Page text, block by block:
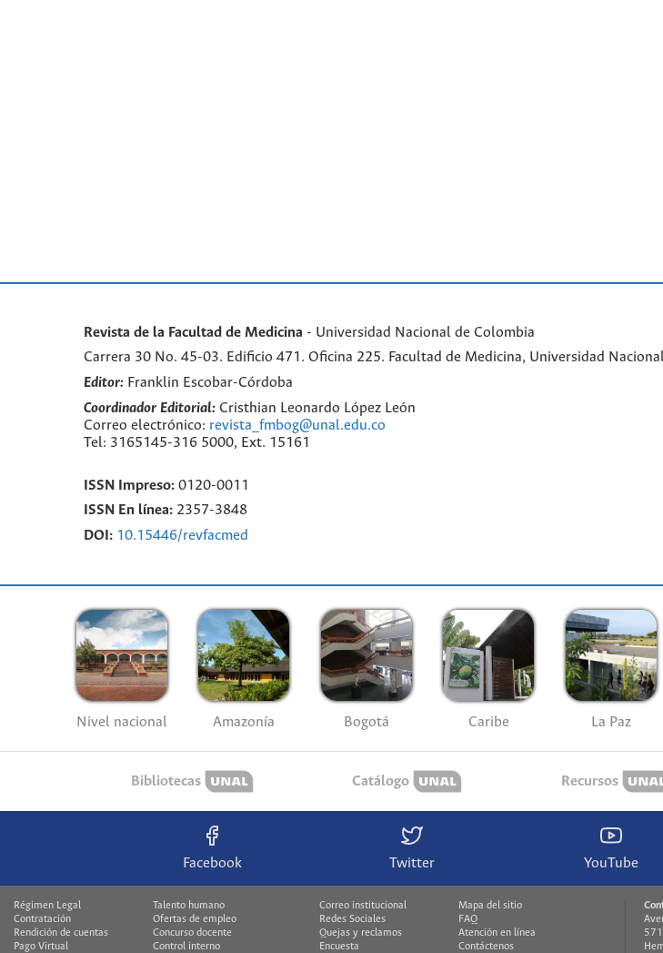
Revista de la Facultad de Medicina - Universidad Nacional de Colombia
Carrera 30 No. 45-03. Edificio 471. Oficina 225. Facultad de Medicina, Universidad
Editor: Franklin Escobar-Córdoba
Coordinador Editorial: Cristhian Leonardo López León
Correo electrónico: revista_fmbog@unal.edu.co
Tel: 3165145-316 5000, Ext. 15161
ISSN Impreso: 0120-0011
ISSN En línea: 2357-3848
DOI: 10.15446/revfacmed
Nivel nacional Amazonía Bogotá Caribe La Paz
Bibliotecas Catálogo Recursos
Facebook Twitter YouTube
Régimen Legal
Talento humano
Contratación
Ofertas de empleo
Rendición de cuentas
Concurso docente
Pago Virtual
Control interno
Correo institucional
Mapa del sitio
Redes Sociales
FAQ
Quejas y reclamos
Atención en línea
Encuesta
Contáctenos